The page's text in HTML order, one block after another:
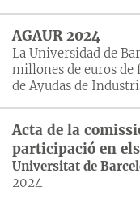
AGAUR 2024
La Universidad de
millones de euros
de Ayudas de
Acta de la
participació en
Universitat de
2024